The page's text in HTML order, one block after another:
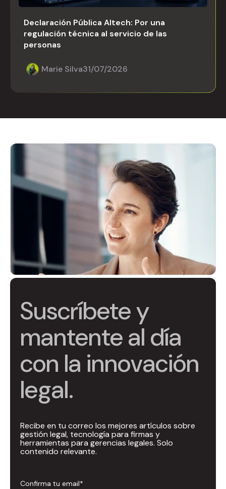
Declaración Pública Altech: Por una
regulación técnica al servicio de las
personas
Marie Silva31/07/2026
Suscríbete y
mantente al día
con la innovación
legal.
Recibe en tu correo los mejores artículos sobre
gestión legal, tecnología para firmas y
herramientas para gerencias legales. Solo
contenido relevante.
Confirma tu email*